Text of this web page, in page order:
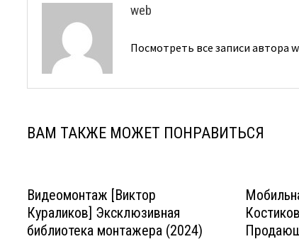
web
Посмотреть все записи автора
ВАМ ТАКЖЕ МОЖЕТ ПОНРАВИТЬСЯ
Видеомонтаж [Виктор
Кураликов] Эксклюзивная
библиотека монтажера (2024)